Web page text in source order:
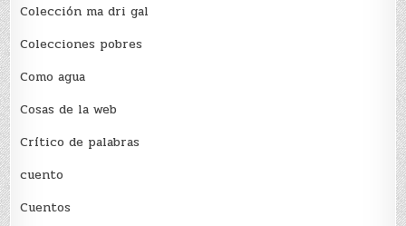
Colección ma dri gal
Colecciones pobres
Como agua
Cosas de la web
Crítico de palabras
cuento
Cuentos